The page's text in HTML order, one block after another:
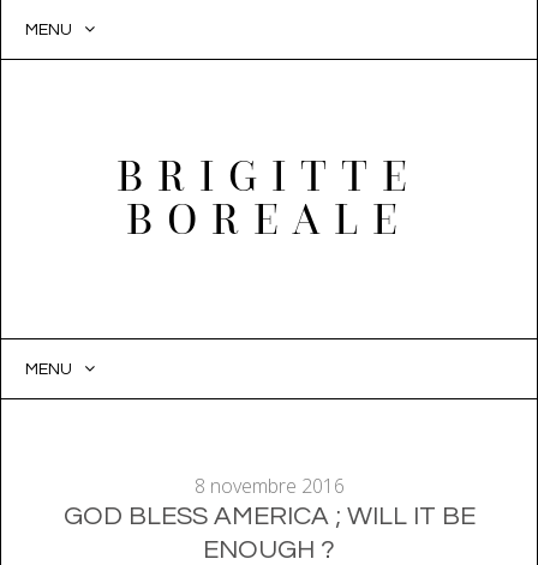
MENU
BRIGITTE
BOREALE
MENU
8 novembre 2016
GOD BLESS AMERICA ; WILL IT BE
ENOUGH ?